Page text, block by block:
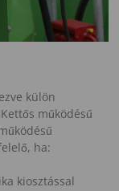
külön
működésű
ha:
kiosztással